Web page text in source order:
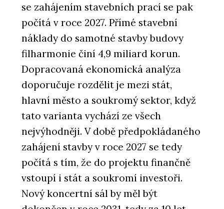
se zahájením stavebních prací se pak
počítá v roce 2027. Přímé stavební
náklady do samotné stavby budovy
filharmonie činí 4,9 miliard korun.
Dopracovaná ekonomická analýza
doporučuje rozdělit je mezi stát,
hlavní město a soukromý sektor, když
tato varianta vychází ze všech
nejvýhodněji. V době předpokládaného
zahájení stavby v roce 2027 se tedy
počítá s tím, že do projektu finančně
vstoupí i stát a soukromí investoři.
Nový koncertní sál by měl být